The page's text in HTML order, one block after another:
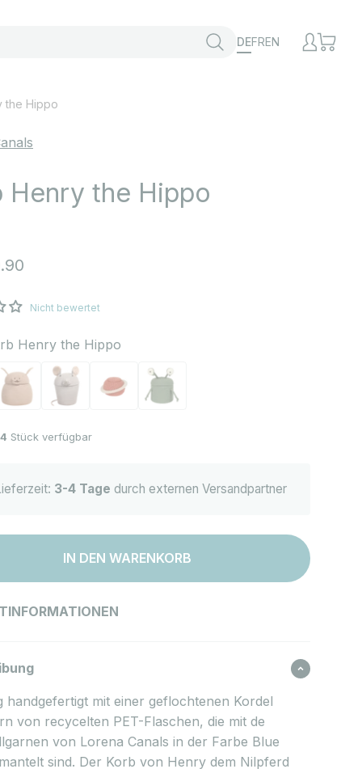
DEFREN
the Hippo
Henry the Hippo
Nicht bewertet
Henry the Hippo
the Hippo
Korb Peggy the Pig
Korb Renata the Rat
Korb SaturnKorb Alien Zog
4 Stück verfügbar
3-4 Tage durch externen Versandpartner
IN DEN WARENKORB
handgefertigt mit einer geflochtenen Kordel
von recycelten PET-Flaschen, die mit de
von Lorena Canals in der Farbe Blue
sind. Der Korb von Henry dem Nilpferd